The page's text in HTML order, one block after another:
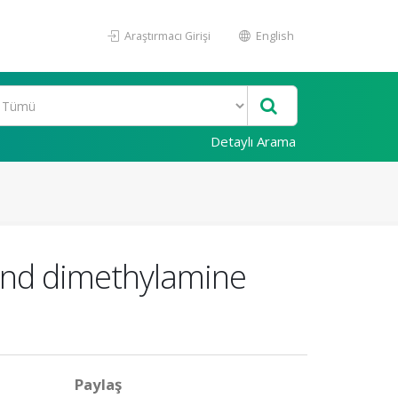
Araştırmacı Girişi English
Detaylı Arama
dimethylamine
Paylaş